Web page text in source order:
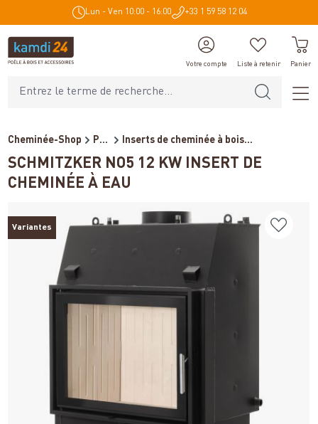
principal Lun - Ven 10:00 - 16:00 +33 1 59 58 12 04
Votre compte Liste à retenir Panier
Cheminée-Shop Poêles et cheminées Inserts de cheminée à bois...
SCHMITZKER NO5 12 KW INSERT DE
CHEMINÉE À EAU
Variantes